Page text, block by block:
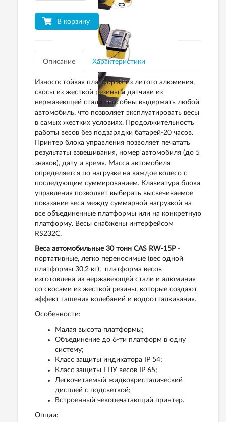
В корзину
Описание Характеристики
Износостойкая платформа из литого алюминия,
скосы из жесткой резины и датчики из
нержавеющей стали способны выдержать любой
автомобиль, что позволяет эксплуатировать весы
в самых жестких условиях. Продолжительность
работы весов без подзарядки батарей-20 часов.
Принтер блока управления позволяет печатать
результаты взвешивания, номер автомобиля (до 5
знаков), дату и время. Масса автомобиля
определяется по нагрузке на каждое колесо с
последующим суммированием. Клавиатура блока
управления позволяет выбирать высвечиваемое
показание веса между суммарной нагрузкой на
все объединенные платформы или на конкретную
платформу. Весы снабжены интерфейсом
RS232C.
Веса автомобильные 30 тонн CAS RW-15P -
портативные, легко переносимые (вес одной
платформы 30,2 кг), платформа весов
изготовлена из нержавеющей стали и алюминия
со скосами из жесткой резины, которые создают
эффект гашения колебаний и водоотталкивания.
Особенности:
Малая высота платформы;
Объединение до 6-ти платформ в одну
систему;
Класс защиты индикатора IP 54;
Класс защиты ГПУ весов IP 65;
Легкочитаемый жидкокристалический
дисплей с подсветкой;
Встроенный чекопечатающий принтер.
Опции: